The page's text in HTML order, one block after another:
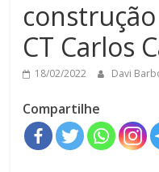
CT Carlos
18/02/2022 Davi
Compartilhe